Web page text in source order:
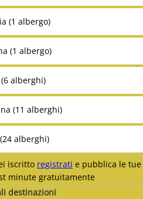
(1 albergo)
(1 albergo)
alberghi)
(11 alberghi)
alberghi)
iscritto registrati e pubblica le tue
minute gratuitamente
destinazioni